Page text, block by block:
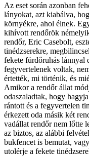
Az eset során azonban
lányokat, azt kiabálva,
környékre, ahol élnek.
kihívott rendőrök
rendőr, Eric Casebolt,
tinédzserekre,
fekete fürdőruhás lánnyal
fegyvertelenek voltak,
értették, mi történik, és
Amikor a rendőr állat
odaszaladtak, hogy
rántott és a fegyvertelen
érkezett oda másik két
vadállat rendőr nem lőtte
az biztos, az alábbi
bukfencet is bemutat,
utolérje a fekete